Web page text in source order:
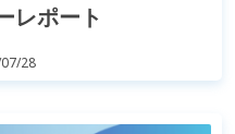
レポート
28